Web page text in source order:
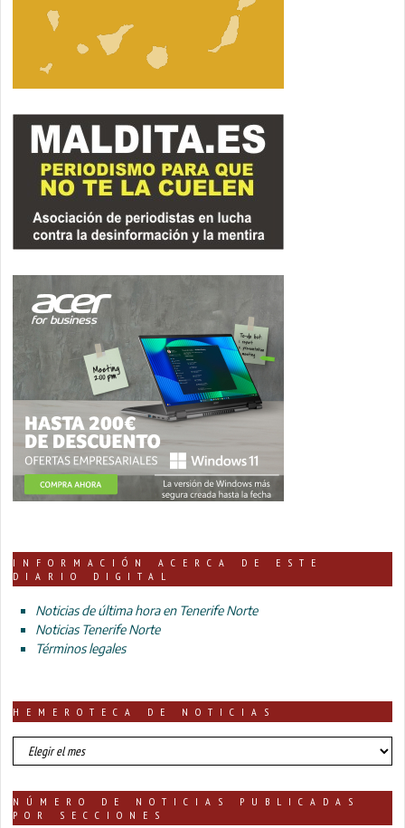
INFORMACIÓN ACERCA DE ESTE
DIARIO DIGITAL
Noticias de última hora en Tenerife Norte
Noticias Tenerife Norte
Términos legales
HEMEROTECA DE NOTICIAS
HEMEROTECA
DE
NÚMERO DE NOTICIAS PUBLICADAS
POR SECCIONES